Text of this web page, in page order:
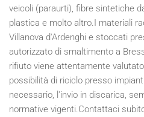
veicoli (paraurti), fibre sintetiche
plastica e molto altro.I materiali
Villanova d'Ardenghi e stoccati
autorizzato di smaltimento a
rifiuto viene attentamente
possibilità di riciclo presso
necessario, l'invio in discarica,
normative vigenti.Contattaci